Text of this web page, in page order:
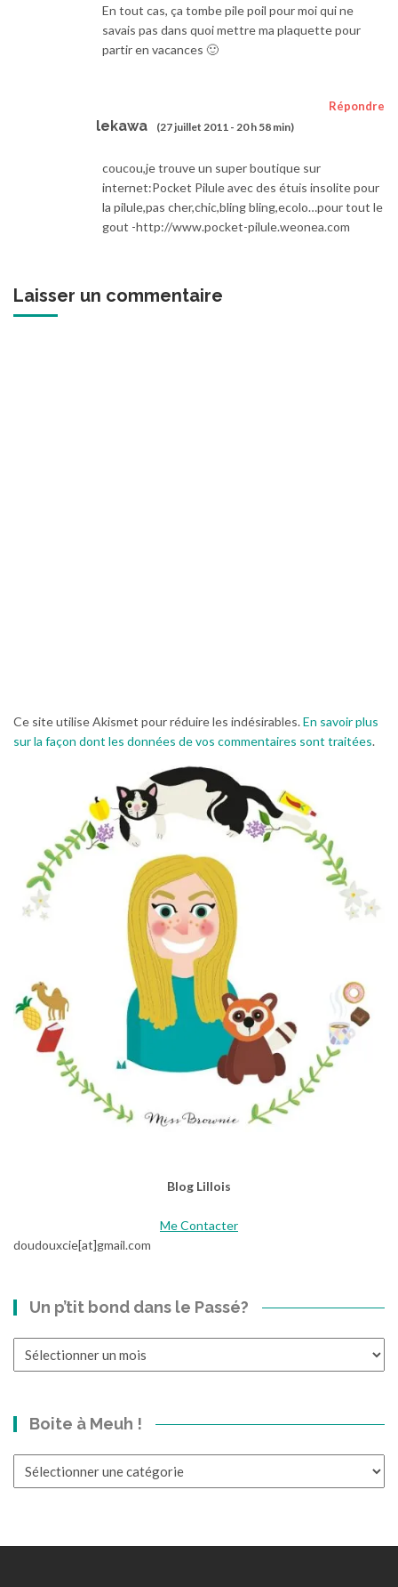
En tout cas, ça tombe pile poil pour moi qui ne
savais pas dans quoi mettre ma plaquette pour
partir en vacances 🙂
lekawa (27 juillet 2011 - 20 h 58 min)
Répondre
coucou,je trouve un super boutique sur
internet:Pocket Pilule avec des étuis insolite pour
la pilule,pas cher,chic,bling bling,ecolo…pour tout le
gout -http://www.pocket-pilule.weonea.com
Laisser un commentaire
Ce site utilise Akismet pour réduire les indésirables.En savoir plus
sur la façon dont les données de vos commentaires sont traitées.
Blog Lillois
Me Contacter
doudouxcie[at]gmail.com
Un p’tit bond dans le Passé?
Boite à Meuh !